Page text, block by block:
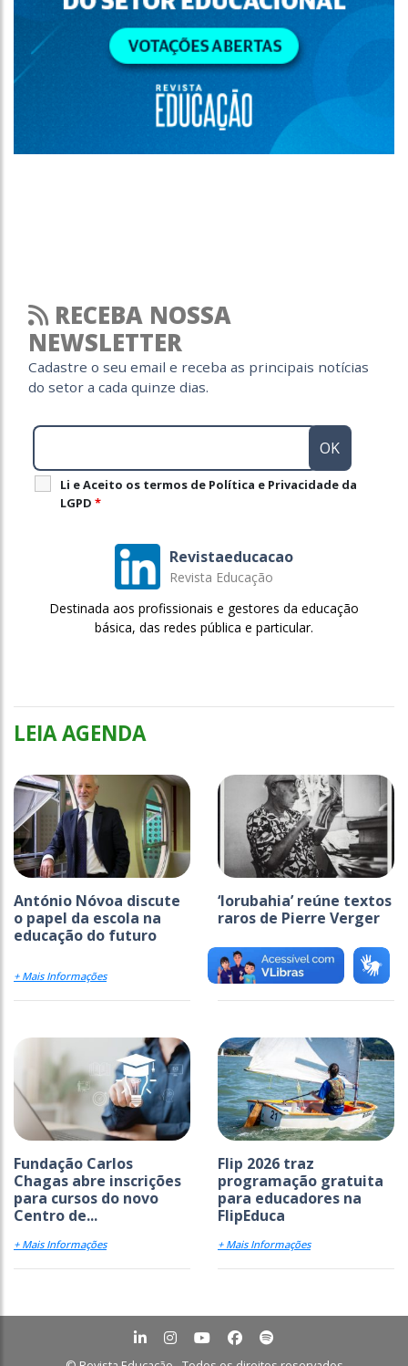
RECEBA NOSSA
NEWSLETTER
Cadastre o seu email e receba as principais notícias
do setor a cada quinze dias.
Li e Aceito os termos de Política e Privacidade da
LGPD *
Revistaeducacao
Revista Educação
Destinada aos profissionais e gestores da educação
básica, das redes pública e particular.
LEIA AGENDA
António Nóvoa discute
o papel da escola na
educação do futuro
+ Mais Informações
‘Iorubahia’ reúne textos
raros de Pierre Verger
+ Mais Informações
Fundação Carlos
Chagas abre inscrições
para cursos do novo
Centro de...
+ Mais Informações
Flip 2026 traz
programação gratuita
para educadores na
FlipEduca
+ Mais Informações